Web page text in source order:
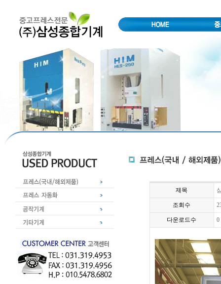
제목
조회수
다운로드수 0